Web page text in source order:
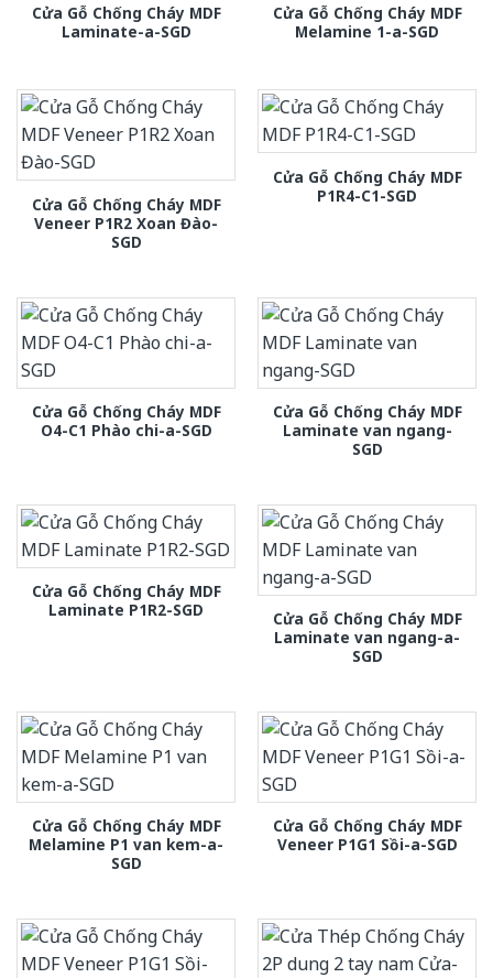
Cửa Gỗ Chống Cháy MDF
Laminate-a-SGD
Cửa Gỗ Chống Cháy MDF
Melamine 1-a-SGD
Cửa Gỗ Chống Cháy MDF
Veneer P1R2 Xoan Đào-
SGD
Cửa Gỗ Chống Cháy MDF
P1R4-C1-SGD
Cửa Gỗ Chống Cháy MDF
O4-C1 Phào chi-a-SGD
Cửa Gỗ Chống Cháy MDF
Laminate van ngang-
SGD
Cửa Gỗ Chống Cháy MDF
Laminate P1R2-SGD
Cửa Gỗ Chống Cháy MDF
Laminate van ngang-a-
SGD
Cửa Gỗ Chống Cháy MDF
Melamine P1 van kem-a-
SGD
Cửa Gỗ Chống Cháy MDF
Veneer P1G1 Sồi-a-SGD